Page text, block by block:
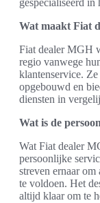
gespecialiseerd in
Wat maakt Fiat
Fiat dealer MGH
regio vanwege
klantenservice.
opgebouwd en
diensten in
Wat is de
Wat Fiat dealer
persoonlijke
streven ernaar
te voldoen. Het
altijd klaar om te